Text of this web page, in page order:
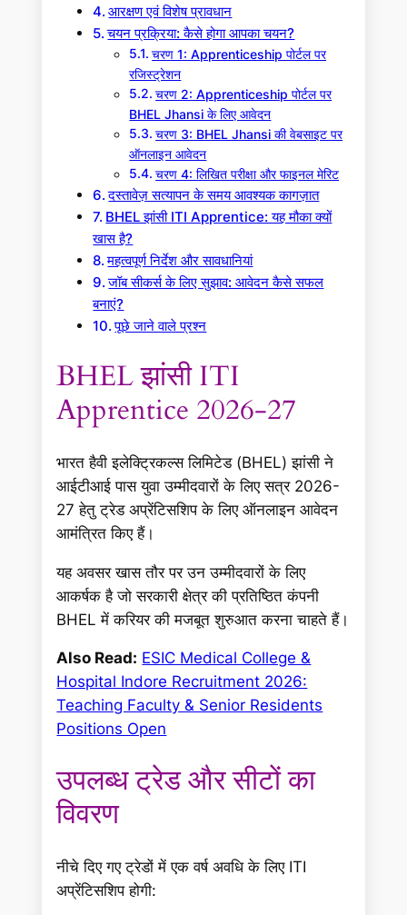
आरक्षण एवं विशेष प्रावधान
चयन प्रक्रिया: कैसे होगा आपका चयन?
चरण 1: Apprenticeship पोर्टल पर
रजिस्ट्रेशन
चरण 2: Apprenticeship पोर्टल पर
BHEL Jhansi के लिए आवेदन
चरण 3: BHEL Jhansi की वेबसाइट पर
ऑनलाइन आवेदन
चरण 4: लिखित परीक्षा और फाइनल मेरिट
दस्तावेज़ सत्यापन के समय आवश्यक कागज़ात
BHEL झांसी ITI Apprentice: यह मौका क्यों
खास है?
महत्वपूर्ण निर्देश और सावधानियां
जॉब सीकर्स के लिए सुझाव: आवेदन कैसे सफल
बनाएं?
पूछे जाने वाले प्रश्न
BHEL झांसी ITI
Apprentice 2026-27
भारत हैवी इलेक्ट्रिकल्स लिमिटेड (BHEL) झांसी ने
आईटीआई पास युवा उम्मीदवारों के लिए सत्र 2026-
27 हेतु ट्रेड अप्रेंटिसशिप के लिए ऑनलाइन आवेदन
आमंत्रित किए हैं।
यह अवसर खास तौर पर उन उम्मीदवारों के लिए
आकर्षक है जो सरकारी क्षेत्र की प्रतिष्ठित कंपनी
BHEL में करियर की मजबूत शुरुआत करना चाहते हैं।
Also Read: ESIC Medical College &
Hospital Indore Recruitment 2026:
Teaching Faculty & Senior Residents
Positions Open
उपलब्ध ट्रेड और सीटों का
विवरण
नीचे दिए गए ट्रेडों में एक वर्ष अवधि के लिए ITI
अप्रेंटिसशिप होगी: